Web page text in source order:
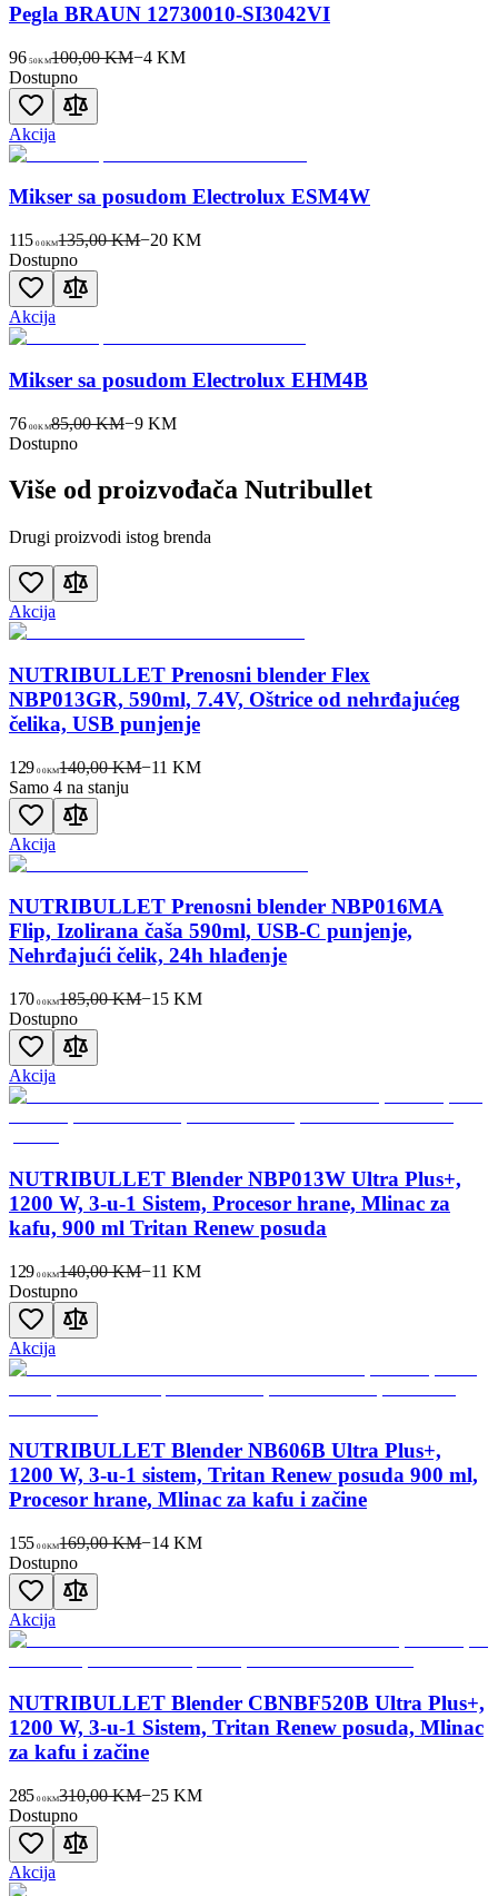
Pegla BRAUN 12730010-SI3042VI
96 50KM100,00 KM−4KM
Dostupno
Akcija
Mikser sa posudom Electrolux ESM4W
115 00KM135,00 KM−20 KM
Dostupno
Akcija
Mikser sa posudom Electrolux EHM4B
76 00KM85,00 KM−9KM
Dostupno
Više od proizvođača Nutribullet
Drugi proizvodi istog brenda
Akcija
NUTRIBULLET Prenosni blender Flex
NBP013GR, 590ml, 7.4V, Oštrice od nehrđajućeg
čelika, USB punjenje
129 00KM140,00 KM−11 KM
Samo 4 na stanju
Akcija
NUTRIBULLET Prenosni blender NBP016MA
Flip, Izolirana čaša 590ml, USB-C punjenje,
Nehrđajući čelik, 24h hlađenje
170 00KM185,00 KM−15 KM
Dostupno
Akcija
NUTRIBULLET Blender NBP013W Ultra Plus+,
1200 W, 3-u-1 Sistem, Procesor hrane, Mlinac za
kafu, 900 ml Tritan Renew posuda
129 00KM140,00 KM−11 KM
Dostupno
Akcija
NUTRIBULLET Blender NB606B Ultra Plus+,
1200 W, 3-u-1 sistem, Tritan Renew posuda 900 ml,
Procesor hrane, Mlinac za kafu i začine
155 00KM169,00 KM−14 KM
Dostupno
Akcija
NUTRIBULLET Blender CBNBF520B Ultra Plus+,
1200 W, 3-u-1 Sistem, Tritan Renew posuda, Mlinac
za kafu i začine
285 00KM310,00 KM−25 KM
Dostupno
Akcija